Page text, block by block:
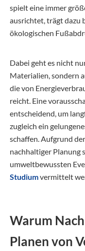
spielt eine immer
ausrichtet, trägt dazu
ökologischen
Dabei geht es nicht
Materialien, sondern
die von
reicht. Eine
entscheidend, um
zugleich ein
schaffen. Aufgrund
nachhaltiger Planung
umweltbewussten
Studiumvermittelt
Warum
Planen von